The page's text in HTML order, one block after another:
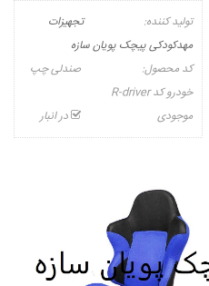
تولید کننده:
تجهیزات
مهدکودکی پیچک پویان سازه
کد محصول:
صندلی چپ
خودرو کد R-driver
موجودی
در انبار